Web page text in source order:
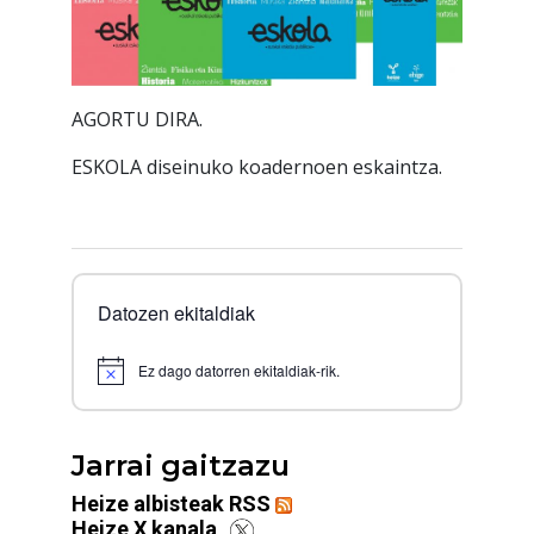
AGORTU DIRA.
ESKOLA diseinuko koadernoen eskaintza.
Datozen ekitaldiak
Notice Ez dago datorren ekitaldiak-rik.
Jarrai gaitzazu
Heize albisteak RSS